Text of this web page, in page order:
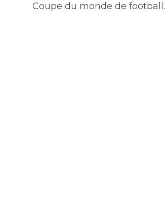
Coupe du monde de football.